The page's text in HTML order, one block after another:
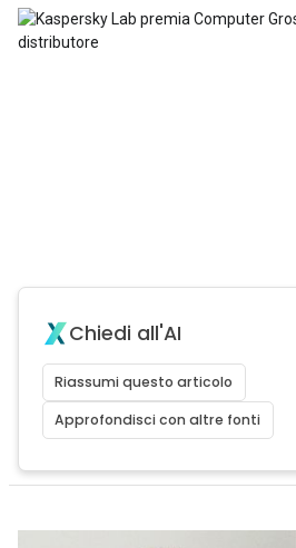
Chiedi all'AI
Riassumi questo articolo
Approfondisci con altre fonti